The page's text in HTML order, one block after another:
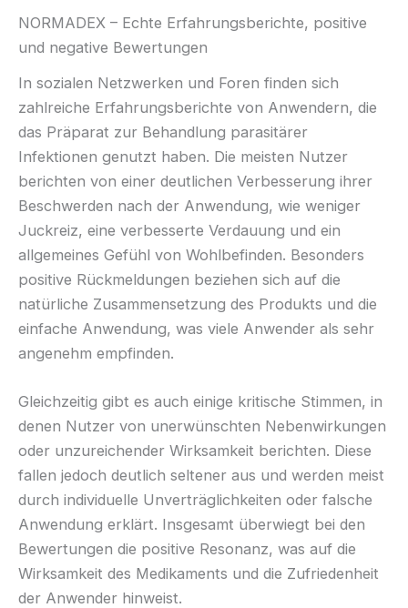
NORMADEX – Echte Erfahrungsberichte, positive
und negative Bewertungen
In sozialen Netzwerken und Foren finden sich
zahlreiche Erfahrungsberichte von Anwendern, die
das Präparat zur Behandlung parasitärer
Infektionen genutzt haben. Die meisten Nutzer
berichten von einer deutlichen Verbesserung ihrer
Beschwerden nach der Anwendung, wie weniger
Juckreiz, eine verbesserte Verdauung und ein
allgemeines Gefühl von Wohlbefinden. Besonders
positive Rückmeldungen beziehen sich auf die
natürliche Zusammensetzung des Produkts und die
einfache Anwendung, was viele Anwender als sehr
angenehm empfinden.
Gleichzeitig gibt es auch einige kritische Stimmen, in
denen Nutzer von unerwünschten Nebenwirkungen
oder unzureichender Wirksamkeit berichten. Diese
fallen jedoch deutlich seltener aus und werden meist
durch individuelle Unverträglichkeiten oder falsche
Anwendung erklärt. Insgesamt überwiegt bei den
Bewertungen die positive Resonanz, was auf die
Wirksamkeit des Medikaments und die Zufriedenheit
der Anwender hinweist.